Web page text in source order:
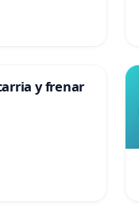
y frenar